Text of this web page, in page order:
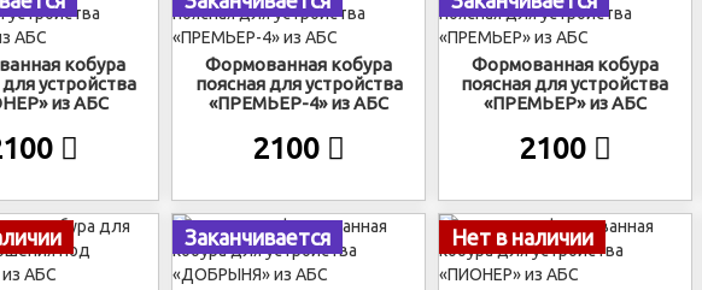
кобура
устройства
из АБС
Формованная кобура
поясная для устройства
«ПРЕМЬЕР-4» из АБС
2100
Формованная кобура
поясная для устройства
«ПРЕМЬЕР» из АБС
2100
Заканчивается Нет в наличии